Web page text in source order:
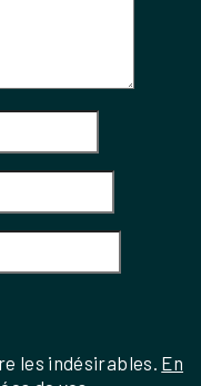
les indésirables. En